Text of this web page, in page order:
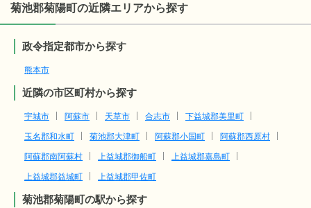
菊池郡菊陽町の近隣エリアから探す
政令指定都市から探す
熊本市
近隣の市区町村から探す
宇城市 阿蘇市 天草市 合志市
下益城郡美里町
玉名郡和水町
菊池郡大津町 阿蘇郡小国町
阿蘇郡西原村
阿蘇郡南阿蘇村
上益城郡御船町
上益城郡嘉島町
上益城郡益城町
上益城郡甲佐町
菊池郡菊陽町の駅から探す